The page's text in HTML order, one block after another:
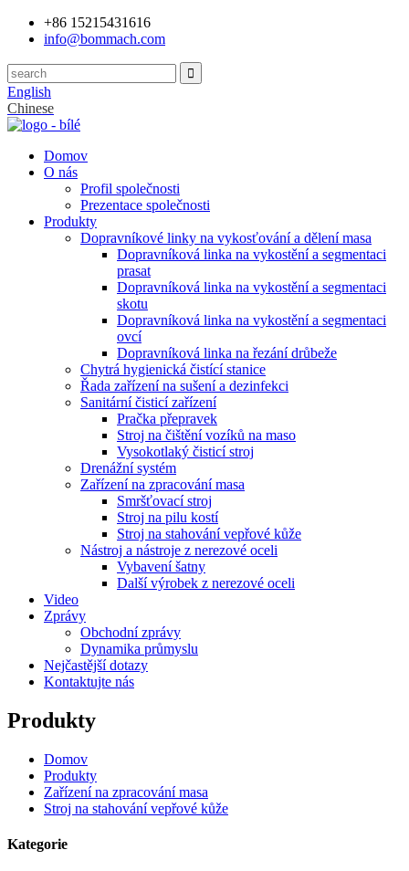
+86 15215431616
info@bommach.com
English
Chinese
Domov
O nás
Profil společnosti
Prezentace společnosti
Produkty
Dopravníkové linky na vykosťování a dělení masa
Dopravníková linka na vykostění a segmentaci
prasat
Dopravníková linka na vykostění a segmentaci
skotu
Dopravníková linka na vykostění a segmentaci
ovcí
Dopravníková linka na řezání drůbeže
Chytrá hygienická čistící stanice
Řada zařízení na sušení a dezinfekci
Sanitární čisticí zařízení
Pračka přepravek
Stroj na čištění vozíků na maso
Vysokotlaký čisticí stroj
Drenážní systém
Zařízení na zpracování masa
Smršťovací stroj
Stroj na pilu kostí
Stroj na stahování vepřové kůže
Nástroj a nástroje z nerezové oceli
Vybavení šatny
Další výrobek z nerezové oceli
Video
Zprávy
Obchodní zprávy
Dynamika průmyslu
Nejčastější dotazy
Kontaktujte nás
Produkty
Domov
Produkty
Zařízení na zpracování masa
Stroj na stahování vepřové kůže
Kategorie